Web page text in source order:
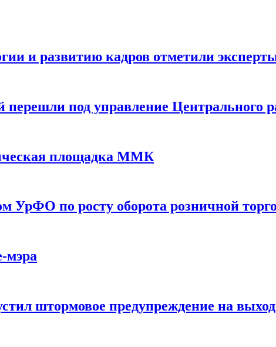
и развитию кадров отметили
под управление Центрального
площадка ММК
УрФО по росту оборота розничной
мэра
штормовое предупреждение на